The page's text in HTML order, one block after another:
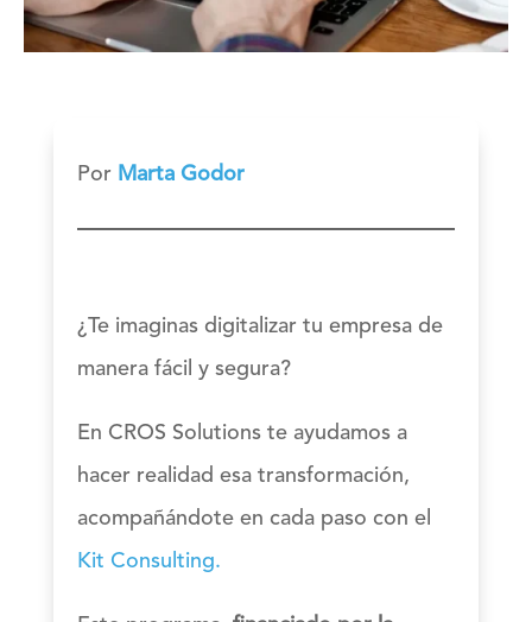
Por Marta Godor
¿Te imaginas digitalizar tu empresa de
manera fácil y segura?
En CROS Solutions te ayudamos a
hacer realidad esa transformación,
acompañándote en cada paso con el
Kit Consulting.